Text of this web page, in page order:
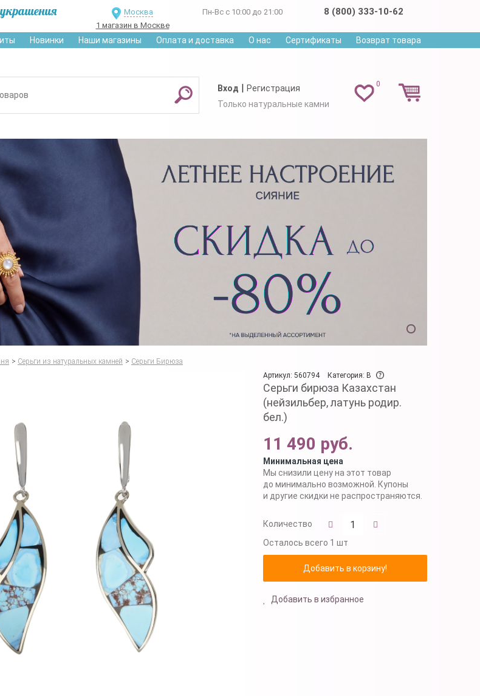
Москва
1 магазин в Москве
Пн-Вс с 10:00 до 21:00 8 (800) 333-10-62
Новинки Наши магазины Оплата и доставка О нас Сертификаты Возврат товара
0
Вход | Регистрация
Только натуральные камни
> Серьги из натуральных камней > Серьги Бирюза
Артикул: 560794
Категория: B
Серьги бирюза Казахстан
(нейзильбер, латунь родир.
бел.)
11 490 руб.
Минимальная цена
Мы снизили цену на этот товар
до минимально возможной. Купоны
и другие скидки не распространяются.
Количество
Осталось всего 1 шт
Добавить в избранное